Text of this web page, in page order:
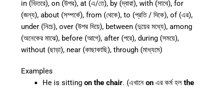
in (ভিতরে), on (উপর), at (এ/তে), by (দ্বারা), with (সাথে), for
(জন্য), about (সম্পর্কে), from (থেকে), to (প্রতি / দিকে), of (এর),
under (নিচে), over (উপর দিয়ে), between (দুয়ের মধ্যে), among
(অনেকের মাঝে), before (আগে), after (পরে), during (সময়ে),
without (ছাড়া), near (কাছাকাছি), through (মাধ্যমে)
Examples
He is sitting on the chair. (এখানে on এর কর্ম হল the